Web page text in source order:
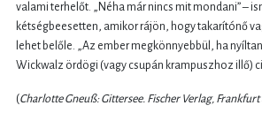
valami terhelőt. „Néha már nincs mit mondani” –
kétségbeesetten, amikor rájön, hogy takarítónő
lehet belőle. „Az ember megkönnyebbül, ha
Wickwalz ördögi (vagy csupán krampuszhoz illő)
(Charlotte Gneuß: Gittersee. Fischer Verlag,